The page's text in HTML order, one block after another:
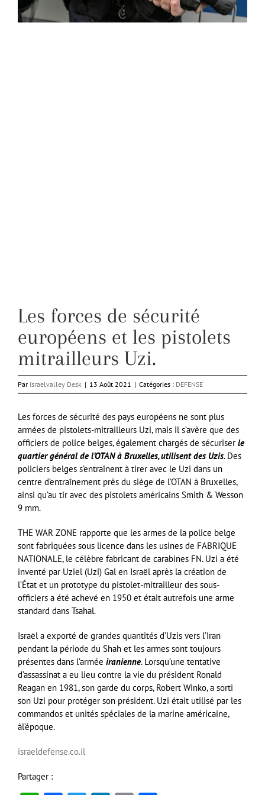
Les forces de sécurité
européens et les pistolets
mitrailleurs Uzi.
Par Israelvalley Desk | 13 Août 2021 | Catégories : DEFENSE
Les forces de sécurité des pays européens ne sont plus
armées de pistolets-mitrailleurs Uzi, mais il s’avère que des
officiers de police belges, également chargés de sécuriser le
quartier général de l’OTAN à Bruxelles, utilisent des Uzis. Des
policiers belges s’entraînent à tirer avec le Uzi dans un
centre d’entraînement près du siège de l’OTAN à Bruxelles,
ainsi qu’au tir avec des pistolets américains Smith & Wesson
9 mm.
THE WAR ZONE rapporte que les armes de la police belge
sont fabriquées sous licence dans les usines de FABRIQUE
NATIONALE, le célèbre fabricant de carabines FN. Uzi a été
inventé par Uziel (Uzi) Gal en Israël après la création de
l’État et un prototype du pistolet-mitrailleur des sous-
officiers a été achevé en 1950 et était autrefois une arme
standard dans Tsahal.
Israël a exporté de grandes quantités d’Uzis vers l’Iran
pendant la période du Shah et les armes sont toujours
présentes dans l’armée iranienne. Lorsqu’une tentative
d’assassinat a eu lieu contre la vie du président Ronald
Reagan en 1981, son garde du corps, Robert Winko, a sorti
son Uzi pour protéger son président. Uzi était utilisé par les
commandos et unités spéciales de la marine américaine,
àl’époque.
israeldefense.co.il
Partager :